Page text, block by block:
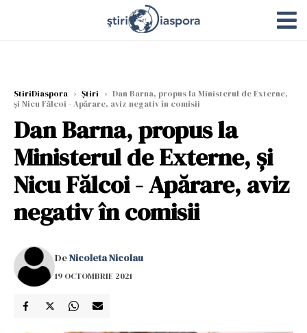
StiriDiaspora › Știri › Dan Barna, propus la Ministerul de Externe,
și Nicu Fălcoi - Apărare, aviz negativ în comisii
Dan Barna, propus la
Ministerul de Externe, și
Nicu Fălcoi - Apărare, aviz
negativ în comisii
DeNicoleta Nicolau
19 OCTOMBRIE 2021